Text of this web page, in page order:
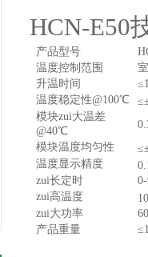
HCN-E50
产品型号
温度控制范围
升温时间
温度稳定性@100℃
模块zui大温差
@40℃
模块温度均匀性
温度显示精度
zui长定时
zui高温度
zui大功率
产品重量